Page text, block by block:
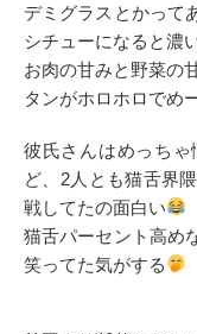
デミグラスとかって
シチューになると濃
お肉の甘みと野菜の
タンがホロホロでめ
彼氏さんはめっち
ど、2人とも猫舌界
戦してたの面白い
猫舌パーセント高め
笑ってた気がする